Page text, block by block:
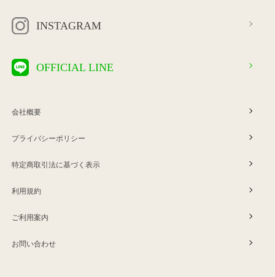
INSTAGRAM
OFFICIAL LINE
会社概要
プライバシーポリシー
特定商取引法に基づく表示
利用規約
ご利用案内
お問い合わせ